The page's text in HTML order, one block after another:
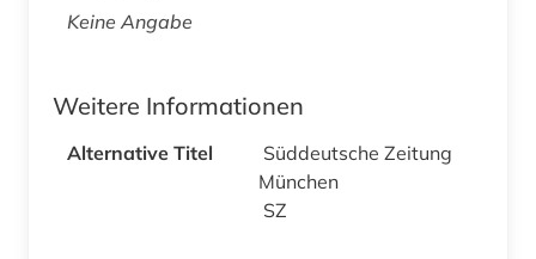
Keine Angabe
Weitere Informationen
Alternative Titel
Süddeutsche Zeitung
München
SZ